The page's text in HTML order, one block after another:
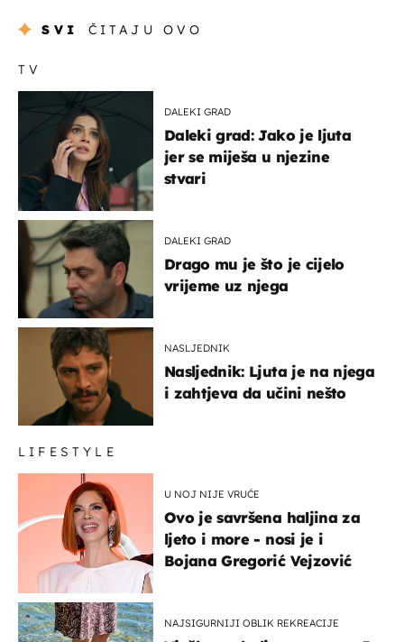
SVI ČITAJU OVO
TV
DALEKI GRAD
Daleki grad: Jako je ljuta
jer se miješa u njezine
stvari
DALEKI GRAD
Drago mu je što je cijelo
vrijeme uz njega
NASLJEDNIK
Nasljednik: Ljuta je na njega
i zahtjeva da učini nešto
LIFESTYLE
U NOJ NIJE VRUĆE
Ovo je savršena haljina za
ljeto i more - nosi je i
Bojana Gregorić Vejzović
NAJSIGURNIJI OBLIK REKREACIJE